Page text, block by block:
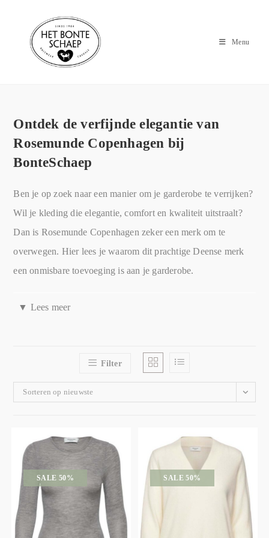
Menu
Ontdek de verfijnde elegantie van
Rosemunde Copenhagen bij
BonteSchaep
Ben je op zoek naar een manier om je garderobe te verrijken?
Wil je kleding die elegantie, comfort en kwaliteit uitstraalt?
Dan is Rosemunde Copenhagen zeker een merk om te
overwegen. Hier lees je waarom dit prachtige Deense merk
een onmisbare toevoeging is aan je garderobe.
Een vleugje Scandinavische elegantie
haar Scandinavische elegantie. De kleding van dit merk is
tijdloos, vrouwelijk en met een vleugje romantiek. De
ontwerpen combineren functionaliteit met esthetiek, waardoor
maakt. En zoals je mag verwachten van Scandinavisch
design, is ook de kwaliteit uitstekend.
Comfort en kwaliteit hand in hand
Het merk gelooft dat comfort en kwaliteit hand in hand
▼ Lees meer
Filter
Sorteren op nieuwste
SALE 50% SALE 50%